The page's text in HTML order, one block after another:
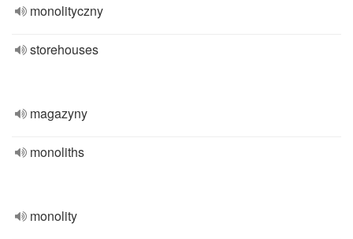
monolityczny
storehouses
magazyny
monoliths
monolity